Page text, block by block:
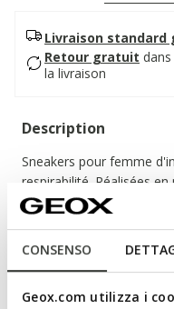
CONSENSO
Geox.com utilizza i
Livraison standard
Retour gratuit
la livraison
Description
Sneakers pour femme
respirabilité. Réalisées
proposées dans une
cassé. Dotées d'une
Diamanta complètent
touche sportive mais
Lire plus